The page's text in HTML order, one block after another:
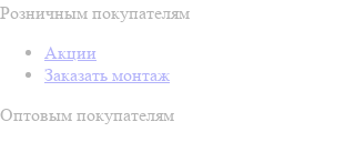
Розничным покупателям
Акции
Заказать монтаж
Оптовым покупателям